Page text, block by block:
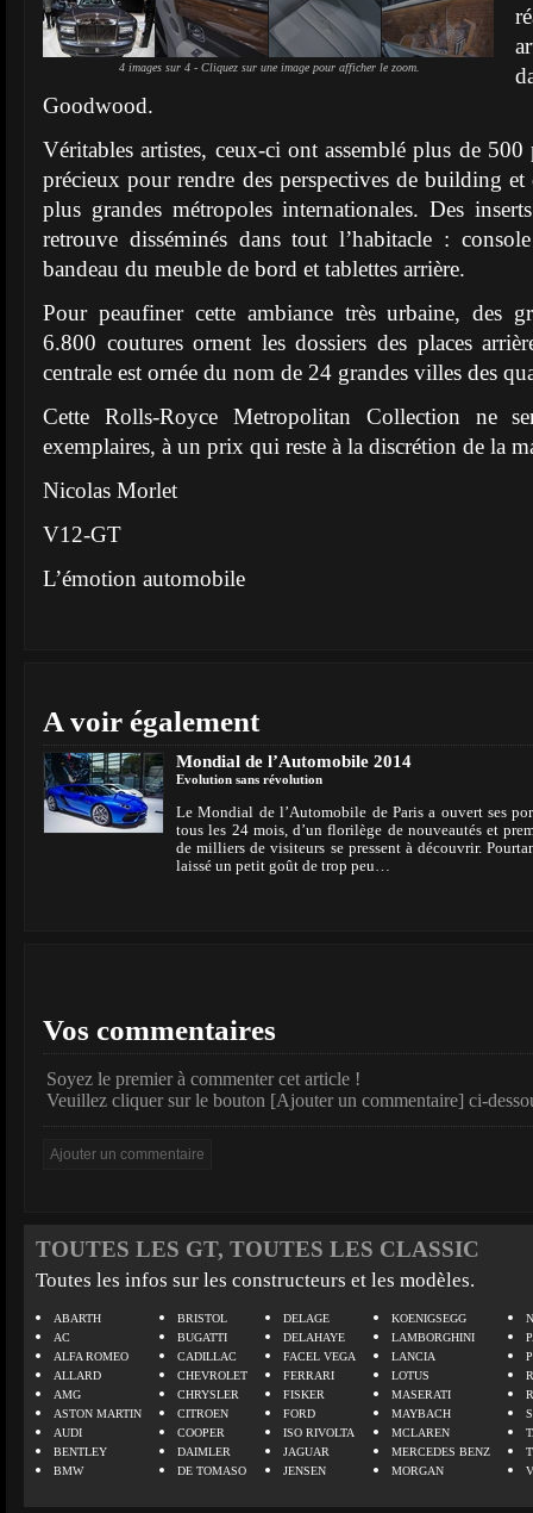
4 images sur 4 - Cliquez sur une image pour afficher le zoom.
Goodwood.
Véritables artistes, ceux-ci ont assemblé plus de 500
précieux pour rendre des perspectives de building
plus grandes métropoles internationales. Des
retrouve disséminés dans tout l’habitacle :
bandeau du meuble de bord et tablettes arrière.
Pour peaufiner cette ambiance très urbaine, des
6.800 coutures ornent les dossiers des places
centrale est ornée du nom de 24 grandes villes des
Cette Rolls-Royce Metropolitan Collection ne
exemplaires, à un prix qui reste à la discrétion de la
Nicolas Morlet
V12-GT
L’émotion automobile
A voir également
Mondial de l’Automobile 2014
Evolution sans révolution
Le Mondial de l’Automobile de Paris a ouvert ses
tous les 24 mois, d’un florilège de nouveautés et
de milliers de visiteurs se pressent à découvrir.
laissé un petit goût de trop peu…
Vos commentaires
Soyez le premier à commenter cet article !
Veuillez cliquer sur le bouton [Ajouter un commentaire] ci-
TOUTES LES GT, TOUTES LES CLASSIC
Toutes les infos sur les constructeurs et les modèles.
ABARTH
AC
ALFA ROMEO
ALLARD
AMG
ASTON MARTIN
AUDI
BENTLEY
BMW
BRISTOL
BUGATTI
CADILLAC
CHEVROLET
CHRYSLER
CITROEN
COOPER
DAIMLER
DE TOMASO
DELAGE
DELAHAYE
FACEL VEGA
FERRARI
FISKER
FORD
ISO RIVOLTA
JAGUAR
JENSEN
KOENIGSEGG
LAMBORGHINI
LANCIA
LOTUS
MASERATI
MAYBACH
MCLAREN
MERCEDES BENZ
MORGAN